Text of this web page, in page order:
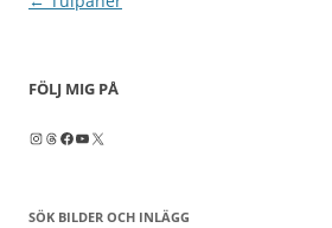
FÖLJ MIG PÅ
Instagram
Threads
Facebook
YouTube
X
SÖK BILDER OCH INLÄGG